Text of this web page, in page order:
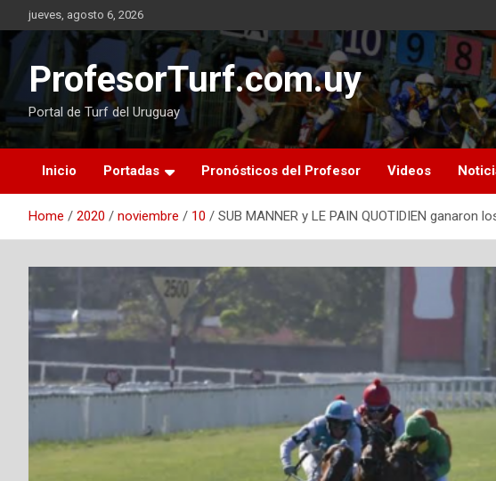
to
content
jueves, agosto 6, 2026
ProfesorTurf.com.uy
Portal de Turf del Uruguay
Inicio Portadas Pronósticos del Profesor Videos
Home 2020 noviembre 10 SUB MANNER y LE PAIN QUOTIDIEN ganaron